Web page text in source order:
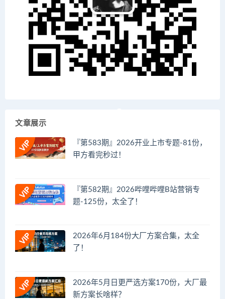
文章展示
『第583期』2026开业上市专题-81份，
甲方看完秒过！
『第582期』2026哔哩哔哩B站营销专
题-125份，太全了！
2026年6月184份大厂方案合集，太全
了！
2026年5月日更严选方案170份，大厂最
新方案长啥样？